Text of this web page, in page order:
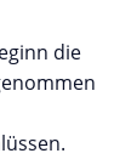
die